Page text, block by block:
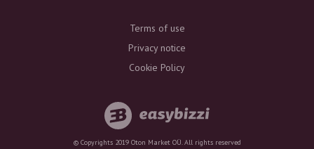
Terms of use
Privacy notice
Cookie Policy
© Copyrights 2019 Oton Market OÜ. All rights reserved